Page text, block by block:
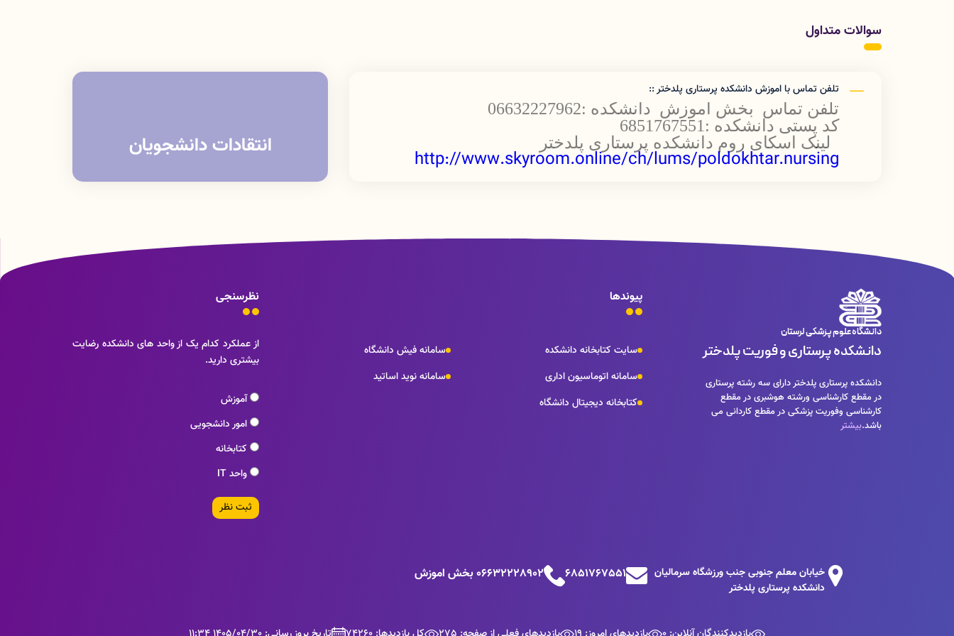
سوالات متداول
تلفن تماس با اموزش دانشکده پرستاری پلدختر ::
تلفن تماس بخش اموزش دانشکده :06632227962
کد پستی دانشکده :6851767551
لینک اسکای روم دانشکده پرستاری پلدختر
http://www.skyroom.online/ch/lums/poldokhtar.nursing انتقادات دانشجویان
دانشگاه علوم پزشکی لرستان
دانشکده پرستاری و فوریت پلدختر
دانشکده پرستاری پلدختر دارای سه رشته پرستاری
در مقطع کارشناسی ورشته هوشبری در مقطع
کارشناسی وفوریت پزشکی در مقطع کاردانی می
باشد.بیشتر
پیوندها
سایت کتابخانه دانشکده
سامانه فیش دانشگاه
سامانه اتوماسیون اداری
سامانه نوید اساتید
کتابخانه دیجیتال دانشگاه
نظرسنجی
از عملکرد کدام یک از واحد های دانشکده رضایت
بیشتری دارید.
آموزش
امور دانشجویی
کتابخانه
واحد IT
ثبت نظر
خیابان معلم جنوبی جنب ورزشگاه سرمالیان
دانشکده پرستاری پلدختر
6851767551 06632228902 بخش اموزش